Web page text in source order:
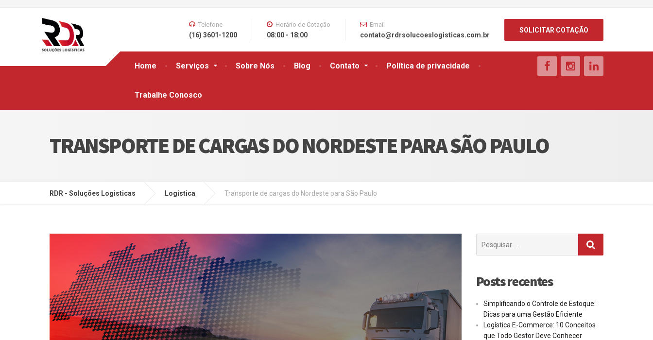
Home Serviços Sobre Nós Blog Contato Política de privacidade
Trabalhe Conosco
Telefone
(16) 3601-1200
Horário de Cotação
08:00 - 18:00
Email
contato@rdrsolucoeslogisticas.com.br
SOLICITAR COTAÇÃO
TRANSPORTE DE CARGAS DO NORDESTE PARA SÃO PAULO
RDR - Soluções Logisticas Logistica Transporte de cargas do Nordeste para São Paulo
por:
Posts recentes
Simplificando o Controle de Estoque:
Dicas para uma Gestão Eficiente
Logística E-Commerce: 10 Conceitos
que Todo Gestor Deve Conhecer